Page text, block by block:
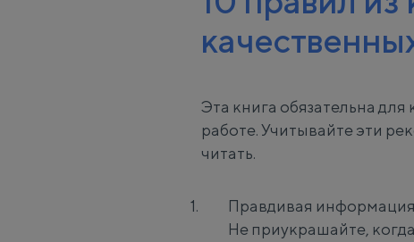
Эта книга обязательна
работе. Учитывайте эти
читать.
Правдивая
Не приукрашайте,